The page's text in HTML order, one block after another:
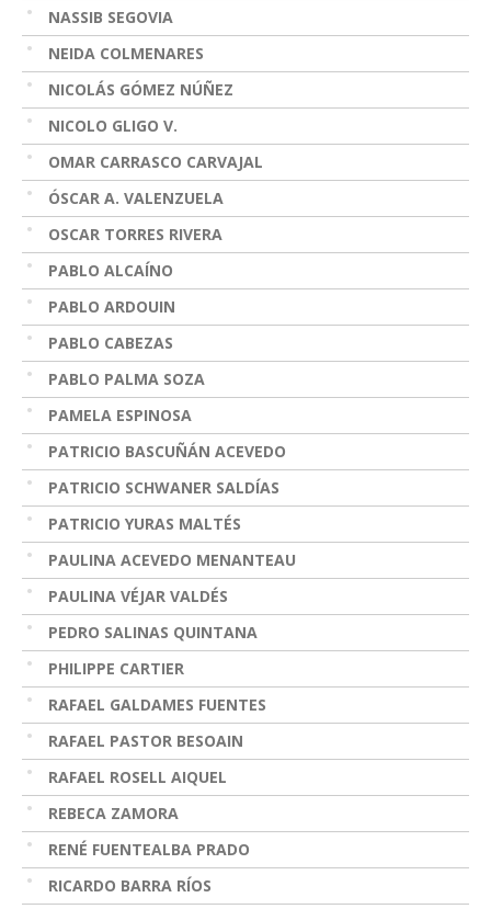
NASSIB SEGOVIA
NEIDA COLMENARES
NICOLÁS GÓMEZ NÚÑEZ
NICOLO GLIGO V.
OMAR CARRASCO CARVAJAL
ÓSCAR A. VALENZUELA
OSCAR TORRES RIVERA
PABLO ALCAÍNO
PABLO ARDOUIN
PABLO CABEZAS
PABLO PALMA SOZA
PAMELA ESPINOSA
PATRICIO BASCUÑÁN ACEVEDO
PATRICIO SCHWANER SALDÍAS
PATRICIO YURAS MALTÉS
PAULINA ACEVEDO MENANTEAU
PAULINA VÉJAR VALDÉS
PEDRO SALINAS QUINTANA
PHILIPPE CARTIER
RAFAEL GALDAMES FUENTES
RAFAEL PASTOR BESOAIN
RAFAEL ROSELL AIQUEL
REBECA ZAMORA
RENÉ FUENTEALBA PRADO
RICARDO BARRA RÍOS